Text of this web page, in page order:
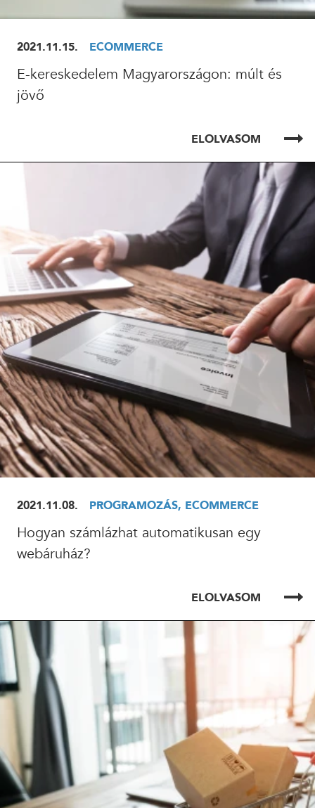
KÜLDÉS
24 ÓRÁN BELÜL FELVESSZÜK VELED A KAPCSOLATOT!*
2021.11.15. ECOMMERCE
E-kereskedelem Magyarországon: múlt és
jövő
ELOLVASOM
ELOLVASOM
2021.11.08. PROGRAMOZÁS, ECOMMERCE
Hogyan számlázhat automatikusan egy
webáruház?
ELOLVASOM
ELOLVASOM